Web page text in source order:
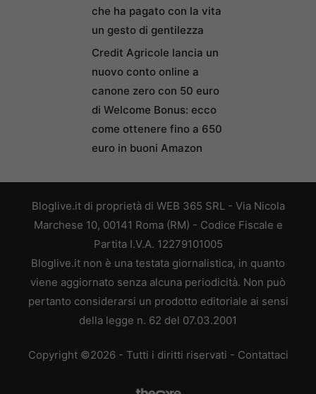
che ha pagato con la vita
un gesto di gentilezza
Credit Agricole lancia un
nuovo conto online a
canone zero con 50 euro
di Welcome Bonus: ecco
come ottenere fino a 650
euro in buoni Amazon
Bloglive.it di proprietà di WEB 365 SRL - Via Nicola
Marchese 10, 00141 Roma (RM) - Codice Fiscale e
Partita I.V.A. 12279101005
Bloglive.it non è una testata giornalistica, in quanto
viene aggiornato senza alcuna periodicità. Non può
pertanto considerarsi un prodotto editoriale ai sensi
della legge n. 62 del 07.03.2001
Copyright ©2026 - Tutti i diritti riservati - Contattaci